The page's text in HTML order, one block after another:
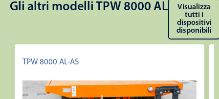
Gli altri modelli TPW 8000 AL
Visualizza
tutti i
dispositivi
disponibili
TPW 8000 AL-AS